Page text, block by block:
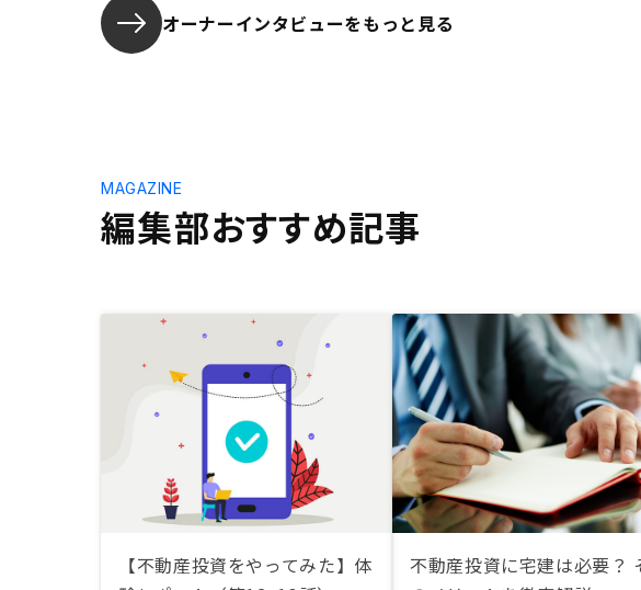
オーナーインタビューをもっと見る
編集部おすすめ記事
MAGAZINE
【不動産投資をやってみた】体
不動産投資に宅建は必要？